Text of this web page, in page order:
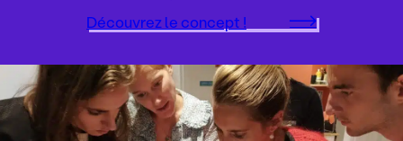
Découvrez le concept !